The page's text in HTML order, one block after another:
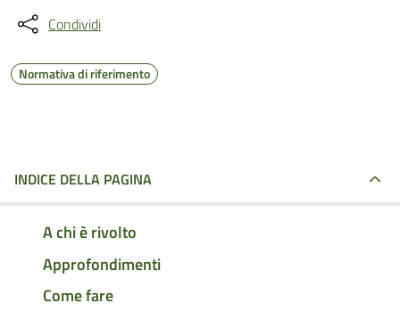
Condividi
Normativa di riferimento
INDICE DELLA PAGINA
A chi è rivolto
Approfondimenti
Come fare